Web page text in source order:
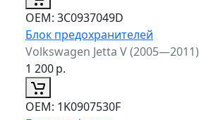
ОЕМ: 3C0937049D
Блок предохранителей
Volkswagen Jetta V (2005—2011)
1 200р.
ОЕМ: 1K0907530F